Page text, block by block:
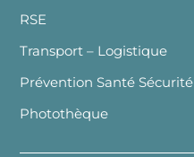
RSE
Transport – Logistique
Prévention Santé Sécurité
Photothèque